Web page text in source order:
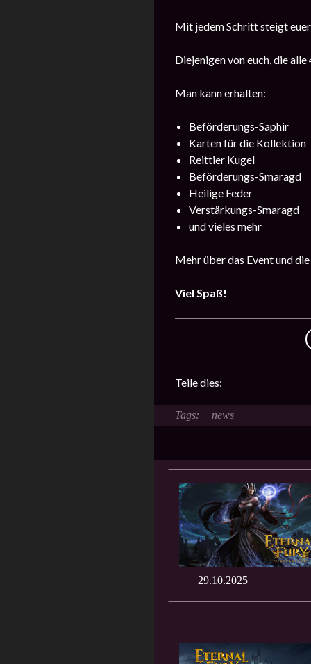
Mit jedem Schritt steigt
Diejenigen von euch, die
Man kann erhalten:
Beförderungs-Saphir
Karten für die Kollektion
Reittier Kugel
Beförderungs-Smaragd
Heilige Feder
Verstärkungs-Smaragd
und vieles mehr
Mehr über das Event und
Viel Spaß!
Teile dies:
news
29.10.2025